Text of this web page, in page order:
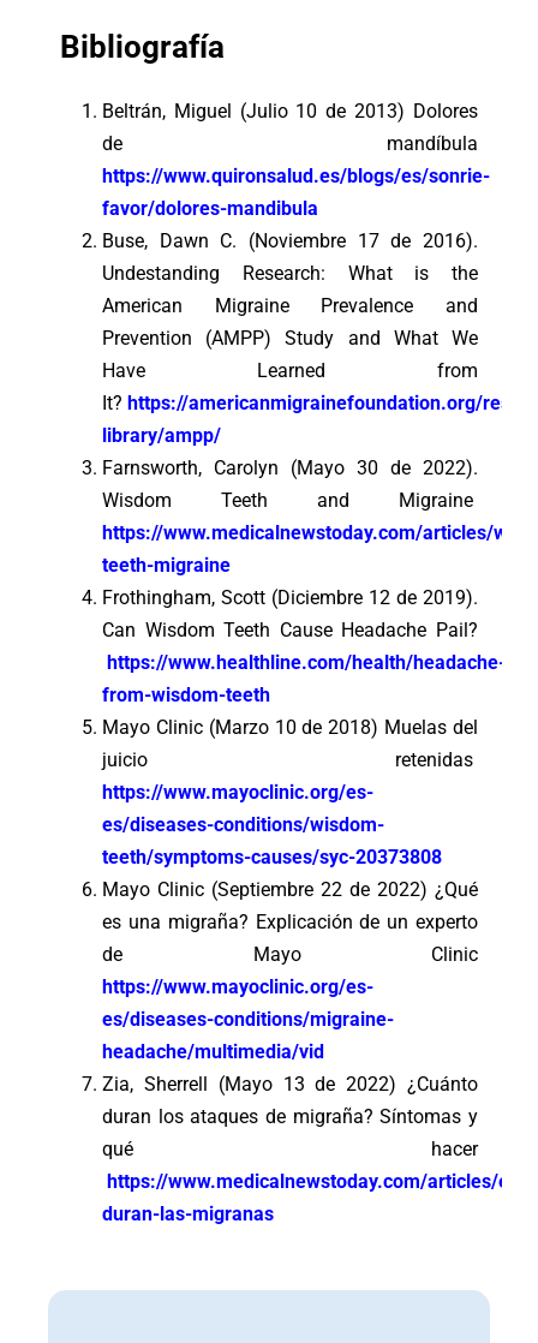
Bibliografía
Beltrán, Miguel (Julio 10 de 2013) Dolores
de mandíbula
https://www.quironsalud.es/blogs/es/sonrie-
favor/dolores-mandibula
Buse, Dawn C. (Noviembre 17 de 2016).
Undestanding Research: What is the
American Migraine Prevalence and
Prevention (AMPP) Study and What We
Have Learned from
It? https://americanmigrainefoundation.org/
library/ampp/
Farnsworth, Carolyn (Mayo 30 de 2022).
Wisdom Teeth and Migraine
https://www.medicalnewstoday.com/articles/
teeth-migraine
Frothingham, Scott (Diciembre 12 de 2019).
Can Wisdom Teeth Cause Headache Pail?
https://www.healthline.com/health/headache-
from-wisdom-teeth
Mayo Clinic (Marzo 10 de 2018) Muelas del
juicio retenidas
https://www.mayoclinic.org/es-
es/diseases-conditions/wisdom-
teeth/symptoms-causes/syc-20373808
Mayo Clinic (Septiembre 22 de 2022) ¿Qué
es una migraña? Explicación de un experto
de Mayo Clinic
https://www.mayoclinic.org/es-
es/diseases-conditions/migraine-
headache/multimedia/vid
Zia, Sherrell (Mayo 13 de 2022) ¿Cuánto
duran los ataques de migraña? Síntomas y
qué hacer
https://www.medicalnewstoday.com/articles/es/
duran-las-migranas